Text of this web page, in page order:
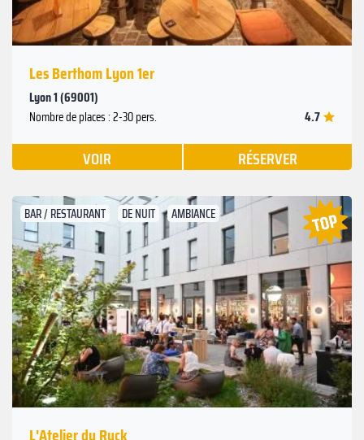
Les Berthom Lyon 1er
Lyon 1 (69001)
Nombre de places : 2-30 pers. 4.7
VOIR RÉSERVER
BAR / RESTAURANT DE NUIT AMBIANCE
Précédent
Suivant
L'Atelier du Ruck